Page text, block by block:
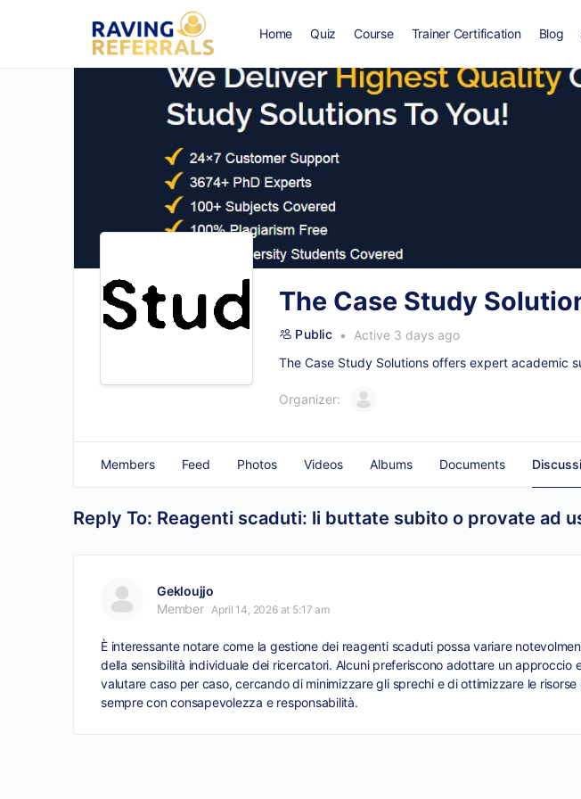
Home Quiz Course Trainer Certification Blog
The Case Study
Public
Active 3 days ago
The Case Study Solutions offers expert academic
Organizer:
Members Feed Photos Videos Albums Documents
Reply To: Reagenti scaduti: li buttate subito o provate ad
Gekloujjo
Member April 14, 2026 at 5:17 am
È interessante notare come la gestione dei reagenti scaduti possa variare
della sensibilità individuale dei ricercatori. Alcuni preferiscono adottare un
valutare caso per caso, cercando di minimizzare gli sprechi e di ottimizzare le
sempre con consapevolezza e responsabilità.